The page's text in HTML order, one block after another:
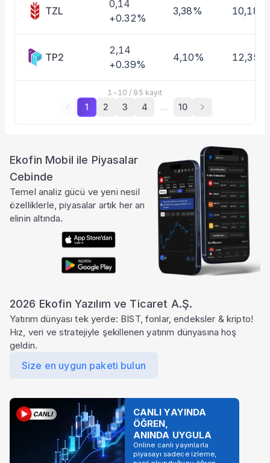
TZL
0,14
+0.32%
3,38% 10,18%
TP2
2,14
+0.39%
4,10% 12,35%
1 - 10 / 95 kayıt
1 2 3 4 … 10
Ekofin Mobil ile Piyasalar
Cebinde
Temel analiz gücü ve yeni nesil
özelliklerle, piyasalar artık her an
elinin altında.
2026 Ekofin Yazılım ve Ticaret A.Ş.
Yatırım dünyası tek yerde: BIST, fonlar, endeksler & kripto!
Hız, veri ve stratejiyle şekillenen yatırım dünyasına hoş
geldin.
Size en uygun paketi bulun
CANLI YAYINDA
ÖĞREN,
ANINDA UYGULA
Online canlı yayınlarla
piyasayı sadece izleme,